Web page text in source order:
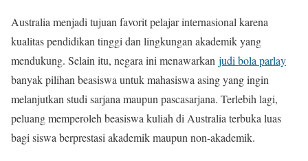
Australia menjadi tujuan favorit pelajar internasional karena
kualitas pendidikan tinggi dan lingkungan akademik yang
mendukung. Selain itu, negara ini menawarkan judi bola parlay
banyak pilihan beasiswa untuk mahasiswa asing yang ingin
melanjutkan studi sarjana maupun pascasarjana. Terlebih lagi,
peluang memperoleh beasiswa kuliah di Australia terbuka luas
bagi siswa berprestasi akademik maupun non-akademik.